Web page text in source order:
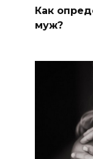
Как
муж?